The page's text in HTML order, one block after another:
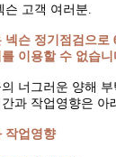
슨 고객 여러분.
넥슨 정기점검으로
이용할 수 없습니
너그러운 양해 부
과 작업영향은
작업영향